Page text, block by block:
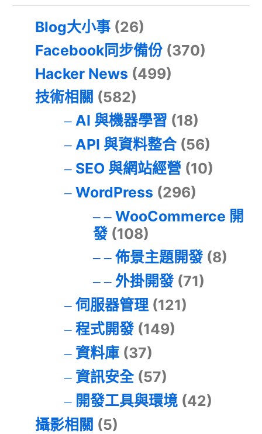
Blog大小事 (26)
Facebook同步備份 (370)
Hacker News (499)
技術相關 (582)
AI 與機器學習 (18)
API 與資料整合(56)
SEO 與網站經營 (10)
WordPress (296)
WooCommerce 開
發(108)
佈景主題開發(8)
外掛開發(71)
伺服器管理(121)
程式開發(149)
資料庫(37)
資訊安全(57)
開發工具與環境(42)
攝影相關 (5)